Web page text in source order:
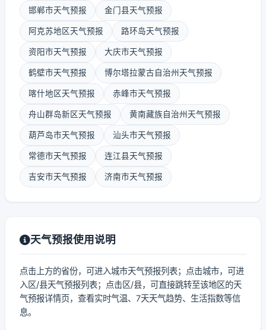
邯郸市天气预报 金门县天气预报
阿克苏地区天气预报 路环岛天气预报
资阳市天气预报 大庆市天气预报
鹤壁市天气预报 博尔塔拉蒙古自治州天气预报
喀什地区天气预报 赤峰市天气预报
舟山群岛新区天气预报 黄南藏族自治州天气预报
葫芦岛市天气预报 汕头市天气预报
常德市天气预报 连江县天气预报
吉安市天气预报 济南市天气预报
天气预报使用说明
点击上方的省份，可进入城市天气预报列表；点击城市，可进
入区/县天气预报列表；点击区/县，可直接跳转至该地区的天
气预报详情页，查看实时气温、7天天气趋势、生活指数等信
息。